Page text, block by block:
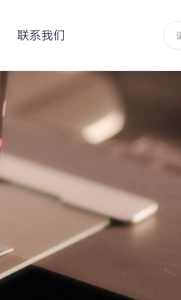
联系我们